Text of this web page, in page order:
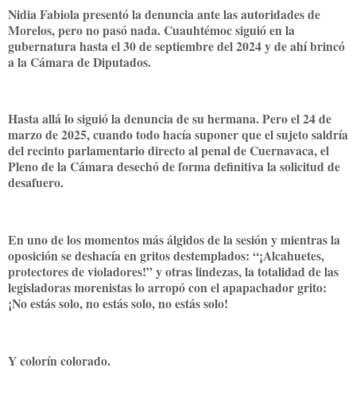
Nidia Fabiola presentó la denuncia ante las autoridades de
Morelos, pero no pasó nada. Cuauhtémoc siguió en la
gubernatura hasta el 30 de septiembre del 2024 y de ahí brincó
a la Cámara de Diputados.
Hasta allá lo siguió la denuncia de su hermana. Pero el 24 de
marzo de 2025, cuando todo hacía suponer que el sujeto saldría
del recinto parlamentario directo al penal de Cuernavaca, el
Pleno de la Cámara desechó de forma definitiva la solicitud de
desafuero.
En uno de los momentos más álgidos de la sesión y mientras la
oposición se deshacía en gritos destemplados: “¡Alcahuetes,
protectores de violadores!” y otras lindezas, la totalidad de las
legisladoras morenistas lo arropó con el apapachador grito:
¡No estás solo, no estás solo, no estás solo!
Y colorín colorado.